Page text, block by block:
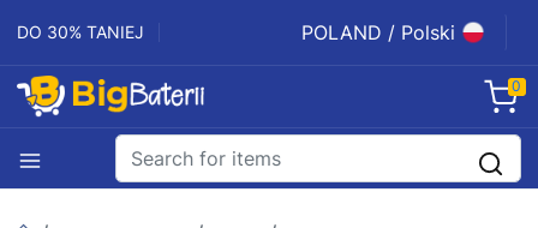
DO 30% TANIEJ POLAND / Polski
0